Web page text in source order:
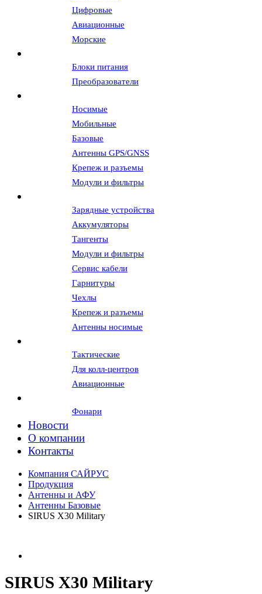
Цифровые
Авиационные
Морские
Блоки питания
Преобразователи
Носимые
Мобильные
Базовые
Антенны GPS/GNSS
Крепеж и разъемы
Модули и фильтры
Зарядные устройства
Аккумуляторы
Тангенты
Модули и фильтры
Сервис кабели
Гарнитуры
Чехлы
Крепеж и разъемы
Антенны носимые
Тактические
Для колл-центров
Авиационные
Фонари
Новости
О компании
Контакты
Компания САЙРУС
Продукция
Антенны и АФУ
Антенны Базовые
SIRUS X30 Military
SIRUS X30 Military